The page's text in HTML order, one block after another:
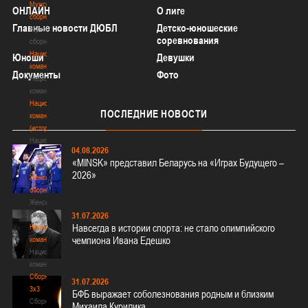
Мужские
сборные
Мужские
сборные
Национальная
команда
Национальная
команда
Национальная
команда
(история)
Национальная
команда
(история)
Женские
сборные
Женские
сборные
Национальная
команда
Национальная
команда
Сборные
3х3
Сборные
ОНЛАЙН
О лиге
Главные новости ДЮБЛ
Детско-юношеские
соревнования
Юноши
Девушки
Документы
Фото
ПОСЛЕДНИЕ НОВОСТИ
04.08.2026
«MINSK» представил Беларусь на «Играх Будущего –
2026»
31.07.2026
Навсегда в истории спорта: не стало олимпийского
чемпиона Ивана Едешко
31.07.2026
БФБ выражает соболезнования родным и близким